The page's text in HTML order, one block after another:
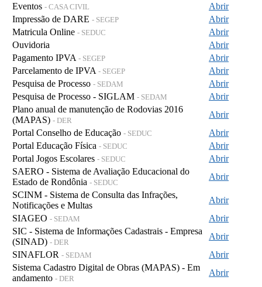
Eventos - CASA CIVIL
Abrir
Impressão de DARE - SEGEP
Abrir
Matricula Online - SEDUC
Abrir
Ouvidoria
Abrir
Pagamento IPVA - SEGEP
Abrir
Parcelamento de IPVA - SEGEP
Abrir
Pesquisa de Processo - SEDAM
Abrir
Pesquisa de Processo - SIGLAM - SEDAM
Abrir
Plano anual de manutenção de Rodovias 2016
(MAPAS) - DER
Abrir
Portal Conselho de Educação - SEDUC
Abrir
Portal Educação Física - SEDUC
Abrir
Portal Jogos Escolares - SEDUC
Abrir
SAERO - Sistema de Avaliação Educacional do
Estado de Rondônia - SEDUC
Abrir
SCINM - Sistema de Consulta das Infrações,
Notificações e Multas
Abrir
SIAGEO - SEDAM
Abrir
SIC - Sistema de Informações Cadastrais - Empresa
(SINAD) - DER
Abrir
SINAFLOR - SEDAM
Abrir
Sistema Cadastro Digital de Obras (MAPAS) - Em
andamento - DER
Abrir